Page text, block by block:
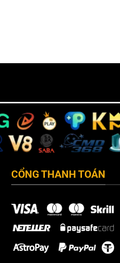
CỔNG THANH TOÁN